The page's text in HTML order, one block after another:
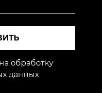
обработку
данных